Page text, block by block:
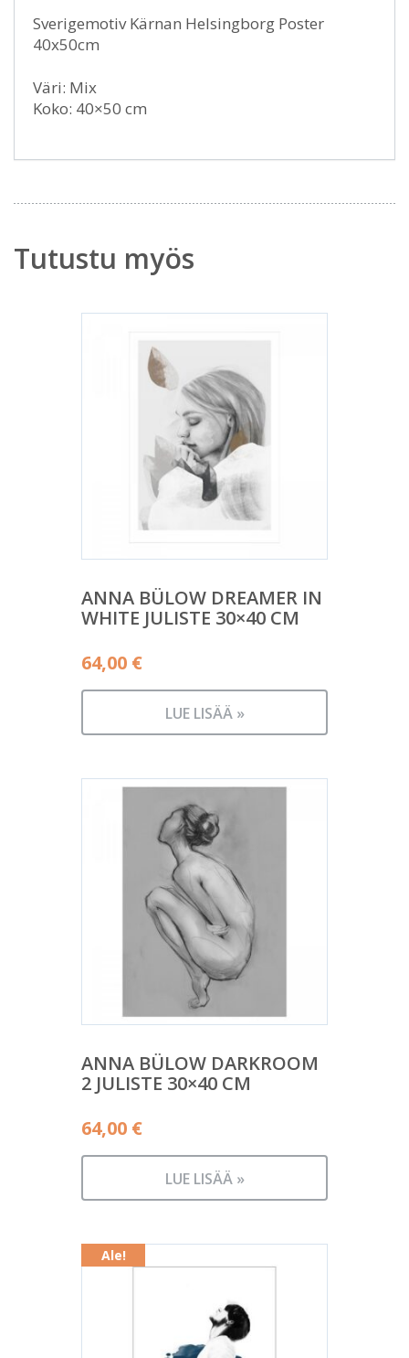
Sverigemotiv Kärnan Helsingborg Poster
40x50cm
Väri: Mix
Koko: 40×50 cm
Tutustu myös
ANNA BÜLOW DREAMER IN
WHITE JULISTE 30×40 CM
64,00 €
LUE LISÄÄ »
ANNA BÜLOW DARKROOM
2 JULISTE 30×40 CM
64,00 €
LUE LISÄÄ »
Ale!